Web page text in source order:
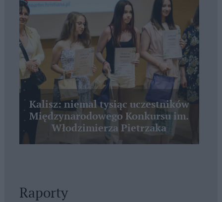
Kalisz: niemal tysiąc uczestników
Międzynarodowego Konkursu im.
Włodzimierza Pietrzaka
Raporty